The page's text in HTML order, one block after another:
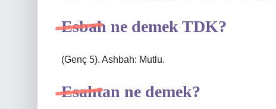
Esbah ne demek TDK?
(Genç 5). Ashbah: Mutlu.
Esahtan ne demek?